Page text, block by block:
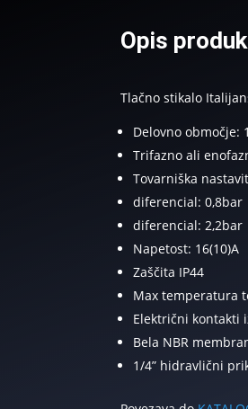
Opis
Tlačno stikalo
Delovno območje:
Trifazno ali
Tovarniška
diferencial: 0,8bar
diferencial: 2,2bar
Napetost: 16(10)A
Zaščita IP44
Max temperatura
Električni kontakti
Bela NBR
1/4” hidravlični